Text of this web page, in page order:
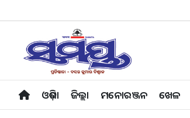
ଓଡ଼ିଶା ଜିଲ୍ଲା ମନୋରଞ୍ଜନ ଖେଳ